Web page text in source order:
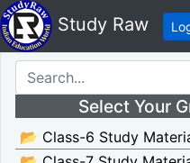
Study Raw
Select Your
📂 Class-6 Study